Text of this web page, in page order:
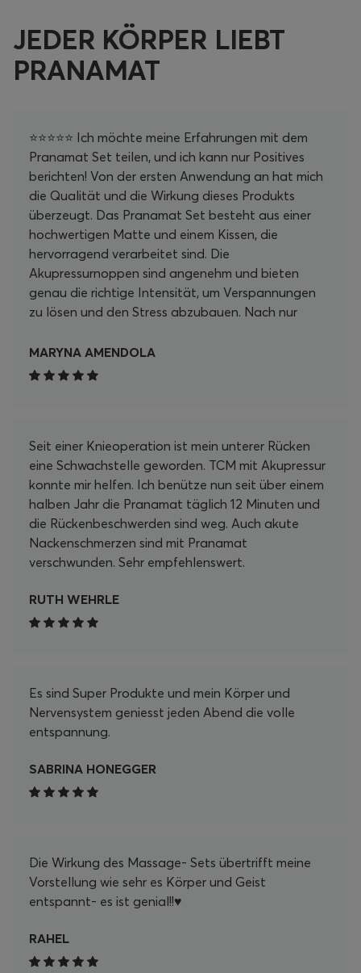
JEDER KÖRPER LIEBT
PRANAMAT
⭐⭐⭐⭐⭐ Ich möchte meine Erfahrungen mit dem
Pranamat Set teilen, und ich kann nur Positives
berichten! Von der ersten Anwendung an hat mich
die Qualität und die Wirkung dieses Produkts
überzeugt. Das Pranamat Set besteht aus einer
hochwertigen Matte und einem Kissen, die
hervorragend verarbeitet sind. Die
Akupressurnoppen sind angenehm und bieten
genau die richtige Intensität, um Verspannungen
zu lösen und den Stress abzubauen. Nach nur
unglaublich entspannt und revitalisiert. Ein
besonderes Highlight ist, wie einfach es ist, die
der Matte nur empfehlen. Es ist ein wahrer
Wohlfühlmoment, der mir hilft, Körper und Geist in
Einklang zu bringen. Zusätzlich möchte ich die
schnelle Lieferung und den hervorragenden
Kundenservice hervorheben. Ich hatte eine kleine
Frage zu den Anwendungszeiten, und mein
Anliegen wurde umgehend und freundlich
Set jedem empfehlen, der nach einer effektiven
Möglichkeit sucht, sich selbst etwas Gutes zu tun
mit meinem Pranamat Set! Danke, Pranamat!
MARYNA AMENDOLA
Seit einer Knieoperation ist mein unterer Rücken
eine Schwachstelle geworden. TCM mit Akupressur
konnte mir helfen. Ich benütze nun seit über einem
halben Jahr die Pranamat täglich 12 Minuten und
die Rückenbeschwerden sind weg. Auch akute
Nackenschmerzen sind mit Pranamat
verschwunden. Sehr empfehlenswert.
RUTH WEHRLE
Es sind Super Produkte und mein Körper und
Nervensystem geniesst jeden Abend die volle
entspannung.
SABRINA HONEGGER
Die Wirkung des Massage- Sets übertrifft meine
Vorstellung wie sehr es Körper und Geist
entspannt- es ist genial!!♥️
RAHEL